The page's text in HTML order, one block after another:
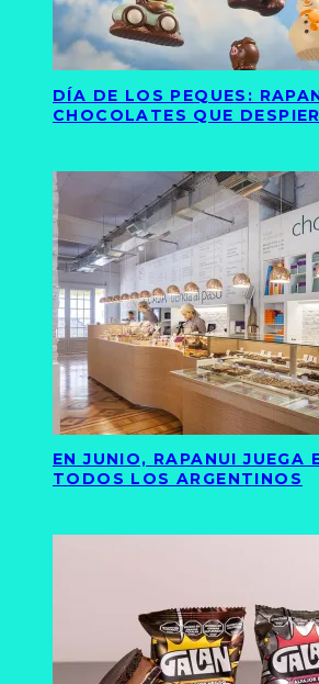
DÍA DE LOS PEQUES:
CHOCOLATES QUE
EN JUNIO, RAPANUI JUEGA
TODOS LOS ARGENTINOS